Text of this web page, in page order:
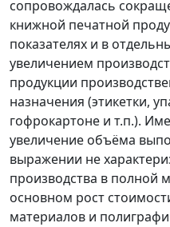
сопровождалась
книжной печатной
показателях и в
увеличением
продукции
назначения (этикетки,
гофрокартоне и т.п.).
увеличение объёма
выражении не
производства в полной
основном рост
материалов и